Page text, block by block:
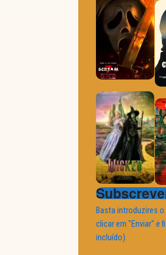
Basta introduzires o
clicar em "Enviar" e
incluído).